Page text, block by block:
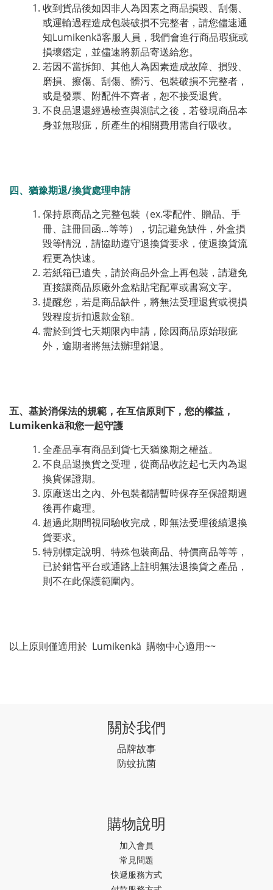
收到貨品後如因非人為因素之商品損毀、刮傷、
或運輸過程造成包裝破損不完整者，請您儘速通
知Lumikenkä客服人員，我們會進行商品瑕疵或
損壞鑑定，並儘速將新品寄送給您。
若因不當拆卸、其他人為因素造成故障、損毀、
磨損、擦傷、刮傷、髒污、包裝破損不完整者，
或是發票、附配件不齊者，恕不接受退貨。
不良品退還經過檢查與測試之後，若發現商品本
身並無瑕疵，所產生的相關費用需自行吸收。
四、猶豫期退/換貨處理申請
保持原商品之完整包裝（ex.零配件、贈品、手
冊、註冊回函…等等），切記避免缺件，外盒損
毀等情況，請協助遵守退換貨要求，使退換貨流
程更為快速。
若紙箱已遺失，請於商品外盒上再包裝，請避免
直接讓商品原廠外盒粘貼宅配單或書寫文字。
提醒您，若是商品缺件，將無法受理退貨或視損
毀程度折扣退款金額。
需於到貨七天期限內申請，除因商品原始瑕疵
外，逾期者將無法辦理銷退。
五、基於消保法的規範，在互信原則下，您的權益，
Lumikenkä和您一起守護
全產品享有商品到貨七天猶豫期之權益。
不良品退換貨之受理，從商品收訖起七天內為退
換貨保證期。
原廠送出之內、外包裝都請暫時保存至保證期過
後再作處理。
超過此期間視同驗收完成，即無法受理後續退換
貨要求。
特別標定說明、特殊包裝商品、特價商品等等，
已於銷售平台或通路上註明無法退換貨之產品，
則不在此保護範圍內。
以上原則僅適用於 Lumikenkä 購物中心適用~~
關於我們
品牌故事
防蚊抗菌
購物說明
加入會員
常見問題
快遞服務方式